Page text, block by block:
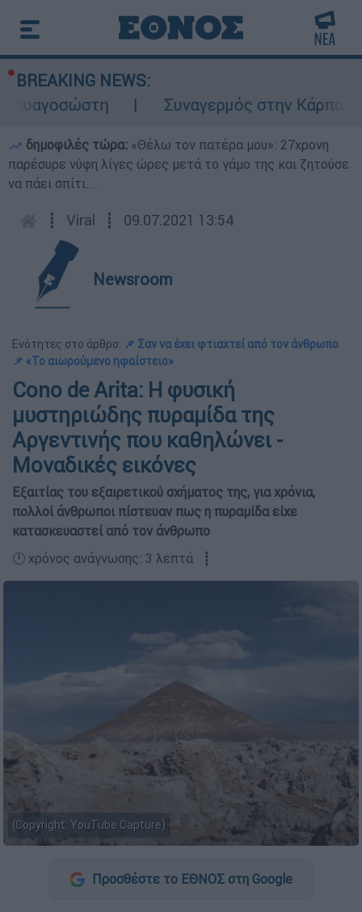
BREAKING NEWS:
Συναγερμός στην Κάρπαθο:
δημοφιλές τώρα: «Θέλω τον πατέρα μου»: 27χρονη
παρέσυρε νύφη λίγες ώρες μετά το γάμο της και ζητούσε
να πάει σπίτι...
┋ Viral ┋ 09.07.2021 13:54
Newsroom
Ενότητες στο άρθρο: 📌 Σαν να έχει φτιαχτεί από τον άνθρωπο
📌 «Το αιωρούμενο ηφαίστειο»
Cono de Arita: Η φυσική
μυστηριώδης πυραμίδα της
Αργεντινής που καθηλώνει -
Μοναδικές εικόνες
Εξαιτίας του εξαιρετικού σχήματος της, για χρόνια,
πολλοί άνθρωποι πίστευαν πως η πυραμίδα είχε
κατασκευαστεί από τον άνθρωπο
🕛 χρόνος ανάγνωσης: 3 λεπτά ┋
(Copyright: YouTube Capture)
Προσθέστε το ΕΘΝΟΣ στη Google